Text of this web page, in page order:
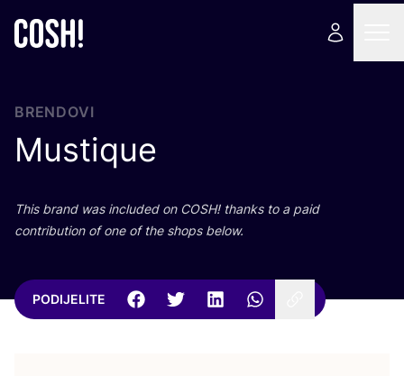
BRENDOVI
Mustique
This brand was inclu­ded on COSH! than­ks to a paid
con­tri­bu­ti­on of one of the shops below.
PODIJELITE